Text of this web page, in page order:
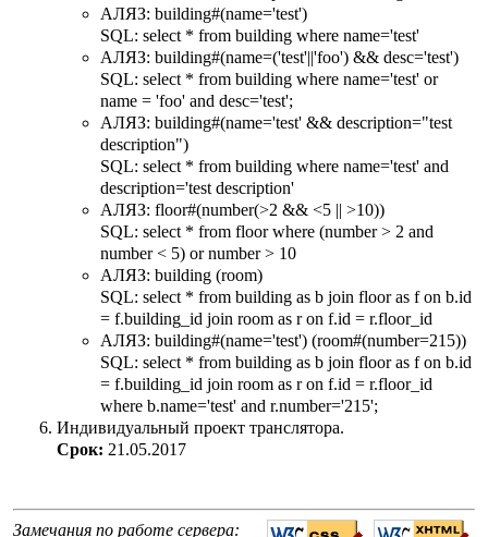
АЛЯЗ: building#(name='test')
SQL: select * from building where name='test'
АЛЯЗ: building#(name=('test'||'foo') && desc='test')
SQL: select * from building where name='test' or
name = 'foo' and desc='test';
АЛЯЗ: building#(name='test' && description="test
description")
SQL: select * from building where name='test' and
description='test description'
АЛЯЗ: floor#(number(>2 && <5 || >10))
SQL: select * from floor where (number > 2 and
number < 5) or number > 10
АЛЯЗ: building (room)
SQL: select * from building as b join floor as f on b.id
= f.building_id join room as r on f.id = r.floor_id
АЛЯЗ: building#(name='test') (room#(number=215))
SQL: select * from building as b join floor as f on b.id
= f.building_id join room as r on f.id = r.floor_id
where b.name='test' and r.number='215';
Индивидуальный проект транслятора.
Срок: 21.05.2017
Замечания по работе сервера: